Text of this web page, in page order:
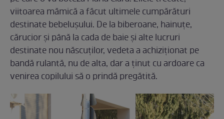
viitoarea mămică a făcut ultimele cumpărături
destinate bebeluşului. De la biberoane, hainuţe,
cărucior şi până la cada de baie şi alte lucruri
destinate nou născuţilor, vedeta a achiziţionat pe
bandă rulantă, nu de alta, dar a ţinut cu ardoare ca
venirea copilului să o prindă pregătită.